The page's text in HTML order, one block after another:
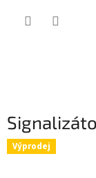
Výprodej